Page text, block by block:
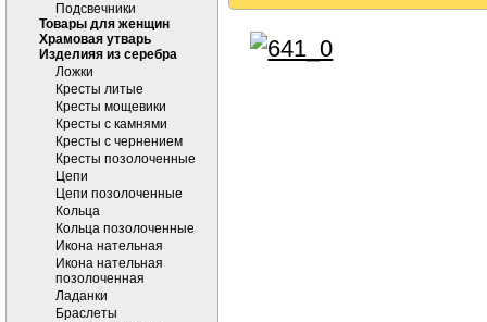
Подсвечники
Товары для женщин
Храмовая утварь
Изделияя из серебра
Ложки
Кресты литые
Кресты мощевики
Кресты с камнями
Кресты с чернением
Кресты позолоченные
Цепи
Цепи позолоченные
Кольца
Кольца позолоченные
Икона нательная
Икона нательная
позолоченная
Ладанки
Браслеты